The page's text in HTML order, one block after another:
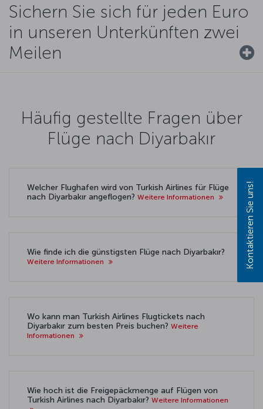
Sichern Sie sich für jeden Euro
in unseren Unterkünften zwei
Meilen
Häufig gestellte Fragen über
Flüge nach Diyarbakır
Welcher Flughafen wird von Turkish Airlines für Flüge
nach Diyarbakır angeflogen? Weitere Informationen
Wie finde ich die günstigsten Flüge nach Diyarbakır?
Weitere Informationen
Wo kann man Turkish Airlines Flugtickets nach
Diyarbakır zum besten Preis buchen? Weitere
Informationen
Wie hoch ist die Freigepäckmenge auf Flügen von
Turkish Airlines nach Diyarbakır? Weitere Informationen
Kontaktieren Sie uns!